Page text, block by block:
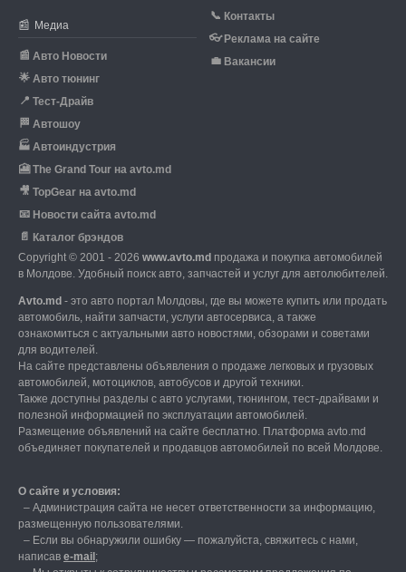
📰 Медиа
📰 Авто Новости
🌟 Авто тюнинг
📍 Тест-Драйв
🏁 Автошоу
🏭 Автоиндустрия
🎦 The Grand Tour на avto.md
🎥 TopGear на avto.md
📧 Новости сайта avto.md
📄 Каталог брэндов
📞 Контакты
👓 Реклама на сайте
💼 Вакансии
Copyright © 2001 - 2026 www.avto.md продажа и покупка автомобилей
в Молдове. Удобный поиск авто, запчастей и услуг для автолюбителей.
Avto.md - это авто портал Молдовы, где вы можете купить или продать
автомобиль, найти запчасти, услуги автосервиса, а также
ознакомиться с актуальными авто новостями, обзорами и советами
для водителей.
На сайте представлены объявления о продаже легковых и грузовых
автомобилей, мотоциклов, автобусов и другой техники.
Также доступны разделы с авто услугами, тюнингом, тест-драйвами и
полезной информацией по эксплуатации автомобилей.
Размещение объявлений на сайте бесплатно. Платформа avto.md
объединяет покупателей и продавцов автомобилей по всей Молдове.
О сайте и условия:
– Администрация сайта не несет ответственности за информацию,
размещенную пользователями.
– Если вы обнаружили ошибку — пожалуйста, свяжитесь с нами,
написав е-mail ;